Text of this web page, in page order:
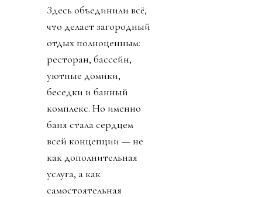
Здесь объединили всё,
что делает загородный
отдых полноценным:
ресторан, бассейн,
уютные домики,
беседки и банный
комплекс. Но именно
баня стала сердцем
всей концепции — не
как дополнительная
услуга, а как
самостоятельная